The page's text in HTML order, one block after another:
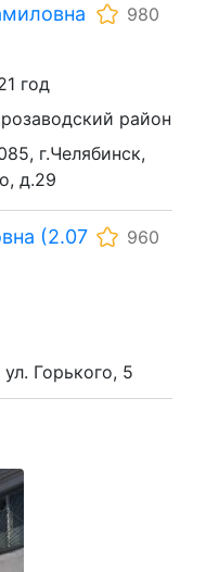
980
год
район
г.Челябинск,
д.29
(2.07
960
Горького, 5